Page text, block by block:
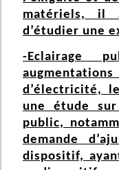
matériels, il
d’étudier une
-Eclairage
d’électricité,
une étude
public,
demande
dispositif,